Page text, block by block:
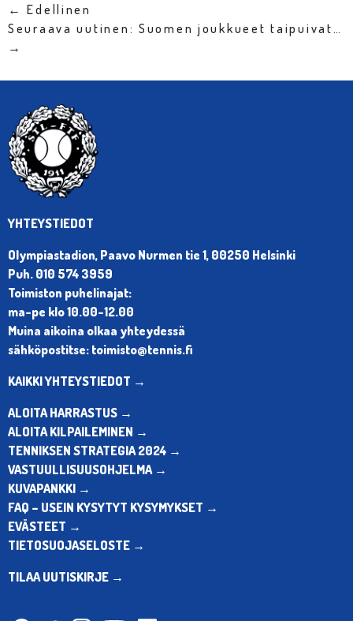
← Edellinen
Seuraava uutinen: Suomen joukkueet taipuivat…
→
YHTEYSTIEDOT
Olympiastadion, Paavo Nurmen tie 1, 00250 Helsinki
Puh. 010 574 3959
Toimiston puhelinajat:
ma-pe klo 10.00-12.00
Muina aikoina olkaa yhteydessä
sähköpostitse: toimisto@tennis.fi
KAIKKI YHTEYSTIEDOT →
ALOITA HARRASTUS →
ALOITA KILPAILEMINEN →
TENNIKSEN STRATEGIA 2024 →
VASTUULLISUUSOHJELMA →
KUVAPANKKI →
FAQ – USEIN KYSYTYT KYSYMYKSET →
EVÄSTEET →
TIETOSUOJASELOSTE →
TILAA UUTISKIRJE →